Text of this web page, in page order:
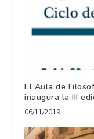
El Aula de
inaugura la III
06/11/2019